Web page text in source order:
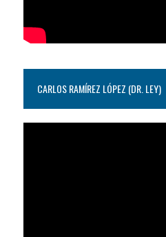
CARLOS RAMÍREZ LÓPEZ (DR. LEY)